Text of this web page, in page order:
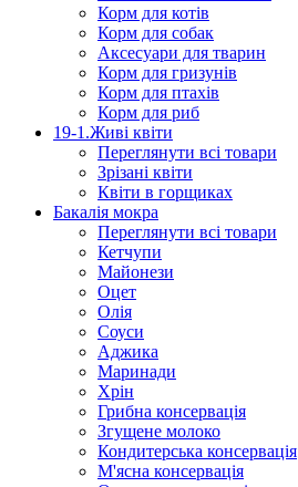
Корм для котів
Корм для собак
Аксесуари для тварин
Корм для гризунів
Корм для птахів
Корм для риб
19-1.Живі квіти
Переглянути всі товари
Зрізані квіти
Квіти в горщиках
Бакалія мокра
Переглянути всі товари
Кетчупи
Майонези
Оцет
Олія
Соуси
Аджика
Маринади
Хрін
Грибна консервація
Згущене молоко
Кондитерська консервація
М'ясна консервація